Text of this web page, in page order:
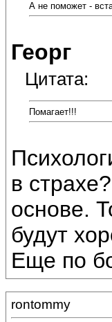
А не поможет -
Георг
Цитата:
Помагает!!!
в
основе.
будут
Еще по
rontommy